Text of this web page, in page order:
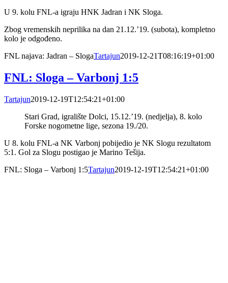
U 9. kolu FNL-a igraju HNK Jadran i NK Sloga.
Zbog vremenskih neprilika na dan 21.12.’19. (subota), kompletno
kolo je odgođeno.
FNL najava: Jadran – SlogaTartajun2019-12-21T08:16:19+01:00
FNL: Sloga – Varbonj 1:5
Tartajun2019-12-19T12:54:21+01:00
Stari Grad, igralište Dolci, 15.12.’19. (nedjelja), 8. kolo
Forske nogometne lige, sezona 19./20.
U 8. kolu FNL-a NK Varbonj pobijedio je NK Slogu rezultatom
5:1. Gol za Slogu postigao je Marino Tešija.
FNL: Sloga – Varbonj 1:5Tartajun2019-12-19T12:54:21+01:00